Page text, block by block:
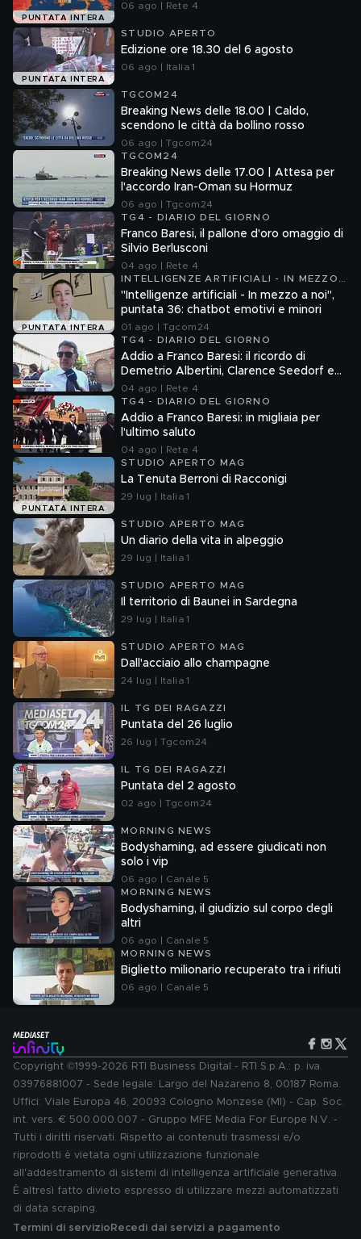
PUNTATA INTERA
06 ago | Rete 4
PUNTATA INTERA
STUDIO APERTO
Edizione ore 18.30 del 6 agosto
06 ago | Italia 1
TGCOM24
Breaking News delle 18.00 | Caldo,
scendono le città da bollino rosso
06 ago | Tgcom24
TGCOM24
Breaking News delle 17.00 | Attesa per
l'accordo Iran-Oman su Hormuz
06 ago | Tgcom24
TG4 - DIARIO DEL GIORNO
Franco Baresi, il pallone d'oro omaggio di
Silvio Berlusconi
04 ago | Rete 4
PUNTATA INTERA
INTELLIGENZE ARTIFICIALI - IN MEZZO
A NOI
"Intelligenze artificiali - In mezzo a noi",
puntata 36: chatbot emotivi e minori
01 ago | Tgcom24
TG4 - DIARIO DEL GIORNO
Addio a Franco Baresi: il ricordo di
Demetrio Albertini, Clarence Seedorf e
Giovanni Galli
04 ago | Rete 4
TG4 - DIARIO DEL GIORNO
Addio a Franco Baresi: in migliaia per
l'ultimo saluto
04 ago | Rete 4
PUNTATA INTERA
STUDIO APERTO MAG
La Tenuta Berroni di Racconigi
29 lug | Italia 1
STUDIO APERTO MAG
Un diario della vita in alpeggio
29 lug | Italia 1
STUDIO APERTO MAG
Il territorio di Baunei in Sardegna
29 lug | Italia 1
STUDIO APERTO MAG
Dall'acciaio allo champagne
24 lug | Italia 1
IL TG DEI RAGAZZI
Puntata del 26 luglio
26 lug | Tgcom24
IL TG DEI RAGAZZI
Puntata del 2 agosto
02 ago | Tgcom24
MORNING NEWS
Bodyshaming, ad essere giudicati non
solo i vip
06 ago | Canale 5
MORNING NEWS
Bodyshaming, il giudizio sul corpo degli
altri
06 ago | Canale 5
MORNING NEWS
Biglietto milionario recuperato tra i rifiuti
06 ago | Canale 5
Copyright ©1999-2026 RTI Business Digital - RTI S.p.A.: p. iva
03976881007 - Sede legale: Largo del Nazareno 8, 00187 Roma.
Uffici: Viale Europa 46, 20093 Cologno Monzese (MI) - Cap. Soc.
int. vers. € 500.000.007 - Gruppo MFE Media For Europe N.V. -
Tutti i diritti riservati. Rispetto ai contenuti trasmessi e/o
riprodotti è vietata ogni utilizzazione funzionale
all'addestramento di sistemi di intelligenza artificiale generativa.
È altresì fatto divieto espresso di utilizzare mezzi automatizzati
di data scraping.
Termini di servizio Recedi dai servizi a pagamento